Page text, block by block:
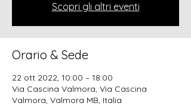
Scopri gli altri eventi
Orario & Sede
22 ott 2022, 10:00 – 18:00
Via Cascina Valmora, Via Cascina
Valmora, Valmora MB, Italia